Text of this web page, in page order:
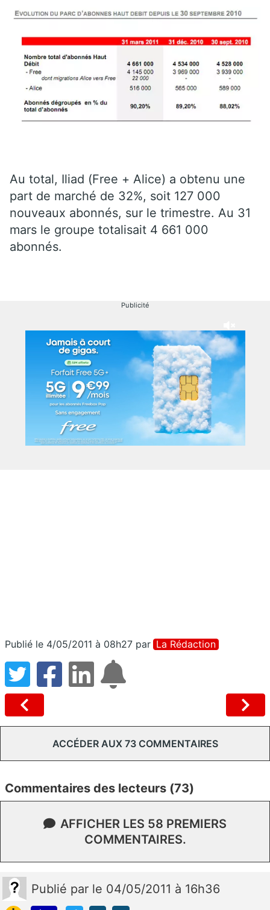
Au total, Iliad (Free + Alice) a obtenu une
part de marché de 32%, soit 127 000
nouveaux abonnés, sur le trimestre. Au 31
mars le groupe totalisait 4 661 000
abonnés.
Publicité
Publié le 4/05/2011 à 08h27 par La Rédaction
ACCÉDER AUX 73 COMMENTAIRES
Commentaires des lecteurs (73)
AFFICHER LES 58 PREMIERS
COMMENTAIRES.
Publié par le 04/05/2011 à 16h36